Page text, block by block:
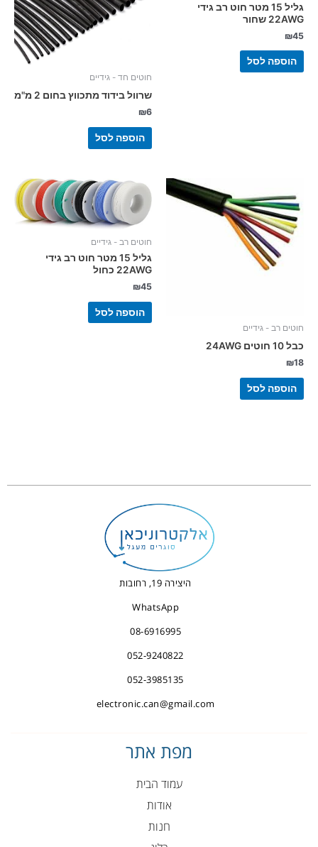
גליל 15 מטר חוט רב גידי
22AWG שחור
₪45
הוספה לסל
חוטים חד - גידיים
שרוול בידוד מתכווץ בחום 2 מ"מ
₪6
הוספה לסל
חוטים רב - גידיים
כבל 10 חוטים 24AWG
₪18
הוספה לסל
חוטים רב - גידיים
גליל 15 מטר חוט רב גידי
22AWG כחול
₪45
הוספה לסל
היצירה 19, רחובות
WhatsApp
08-6916995
052-9240822
052-3985135
electronic.can@gmail.com
מפת אתר
עמוד הבית
אודות
חנות